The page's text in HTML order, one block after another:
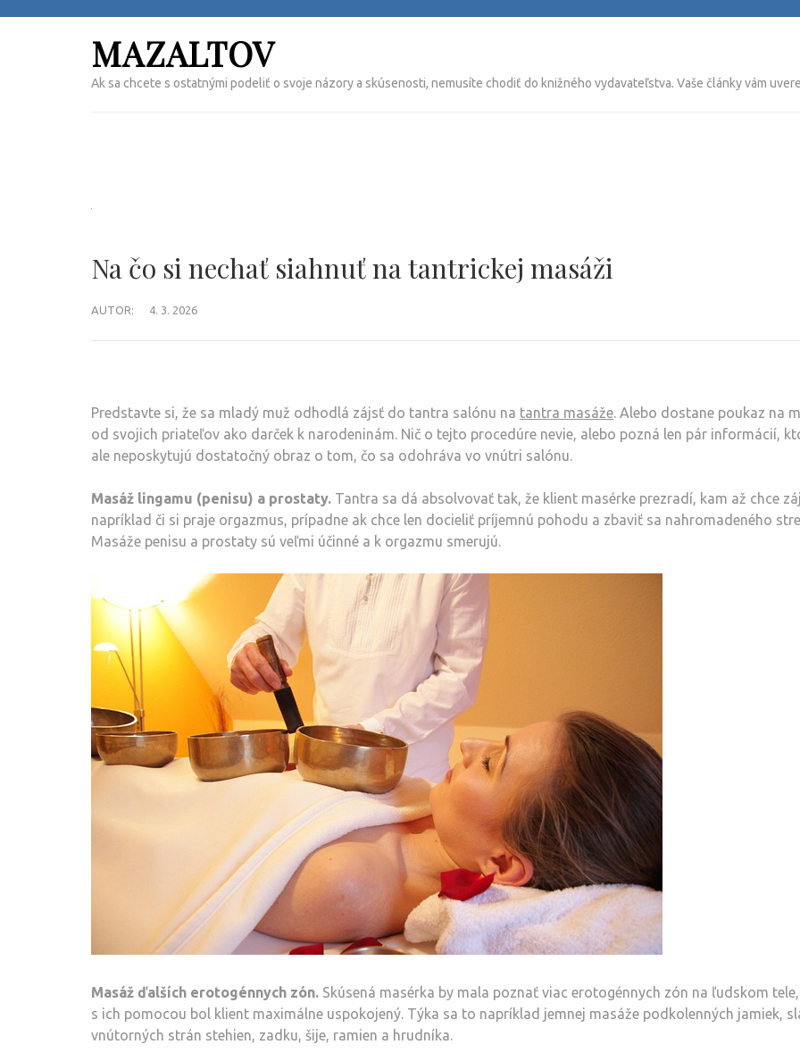
MAZALTOV
Ak sa chcete s ostatnými podeliť o svoje názory a skúsenosti, nemusíte chodiť do knižného vydavateľstva. Vaše články vám
Na čo si nechať siahnuť na tantrickej masáži
AUTOR: 4. 3. 2026
Predstavte si, že sa mladý muž odhodlá zájsť do tantra salónu na tantra masáže. Alebo dostane poukaz na
od svojich priateľov ako darček k narodeninám. Nič o tejto procedúre nevie, alebo pozná len pár informácií,
ale neposkytujú dostatočný obraz o tom, čo sa odohráva vo vnútri salónu.
Masáž lingamu (penisu) a prostaty. Tantra sa dá absolvovať tak, že klient masérke prezradí, kam až chce
napríklad či si praje orgazmus, prípadne ak chce len docieliť príjemnú pohodu a zbaviť sa nahromadeného
Masáže penisu a prostaty sú veľmi účinné a k orgazmu smerujú.
Masáž ďalších erotogénnych zón. Skúsená masérka by mala poznať viac erotogénnych zón na ľudskom
s ich pomocou bol klient maximálne uspokojený. Týka sa to napríklad jemnej masáže podkolenných jamiek,
vnútorných strán stehien, zadku, šije, ramien a hrudníka.